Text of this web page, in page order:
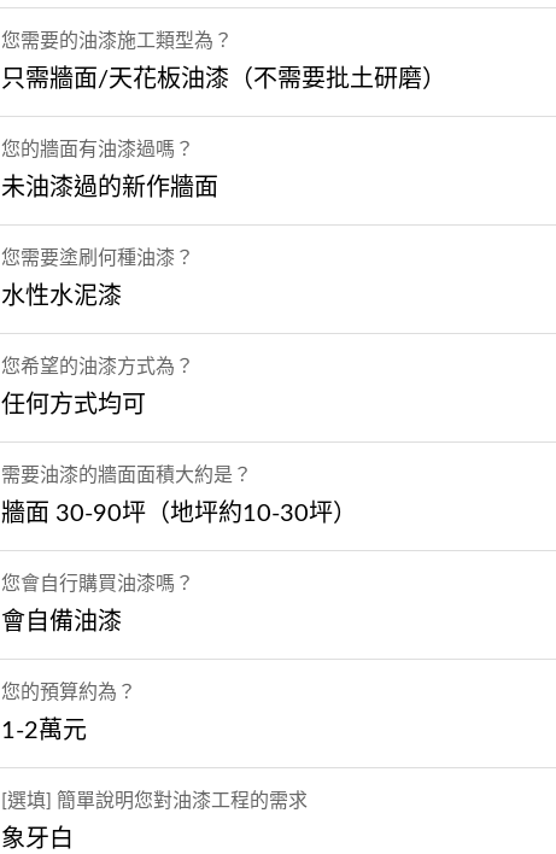
您需要的油漆施工類型為？
只需牆面/天花板油漆（不需要批土研磨）
您的牆面有油漆過嗎？
未油漆過的新作牆面
您需要塗刷何種油漆？
水性水泥漆
您希望的油漆方式為？
任何方式均可
需要油漆的牆面面積大約是？
牆面 30-90坪（地坪約10-30坪）
您會自行購買油漆嗎？
會自備油漆
您的預算約為？
1-2萬元
[選填] 簡單說明您對油漆工程的需求
象牙白